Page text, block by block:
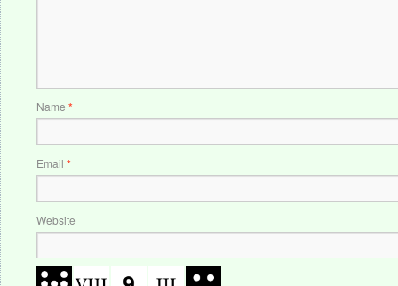
Name *
Email *
Website